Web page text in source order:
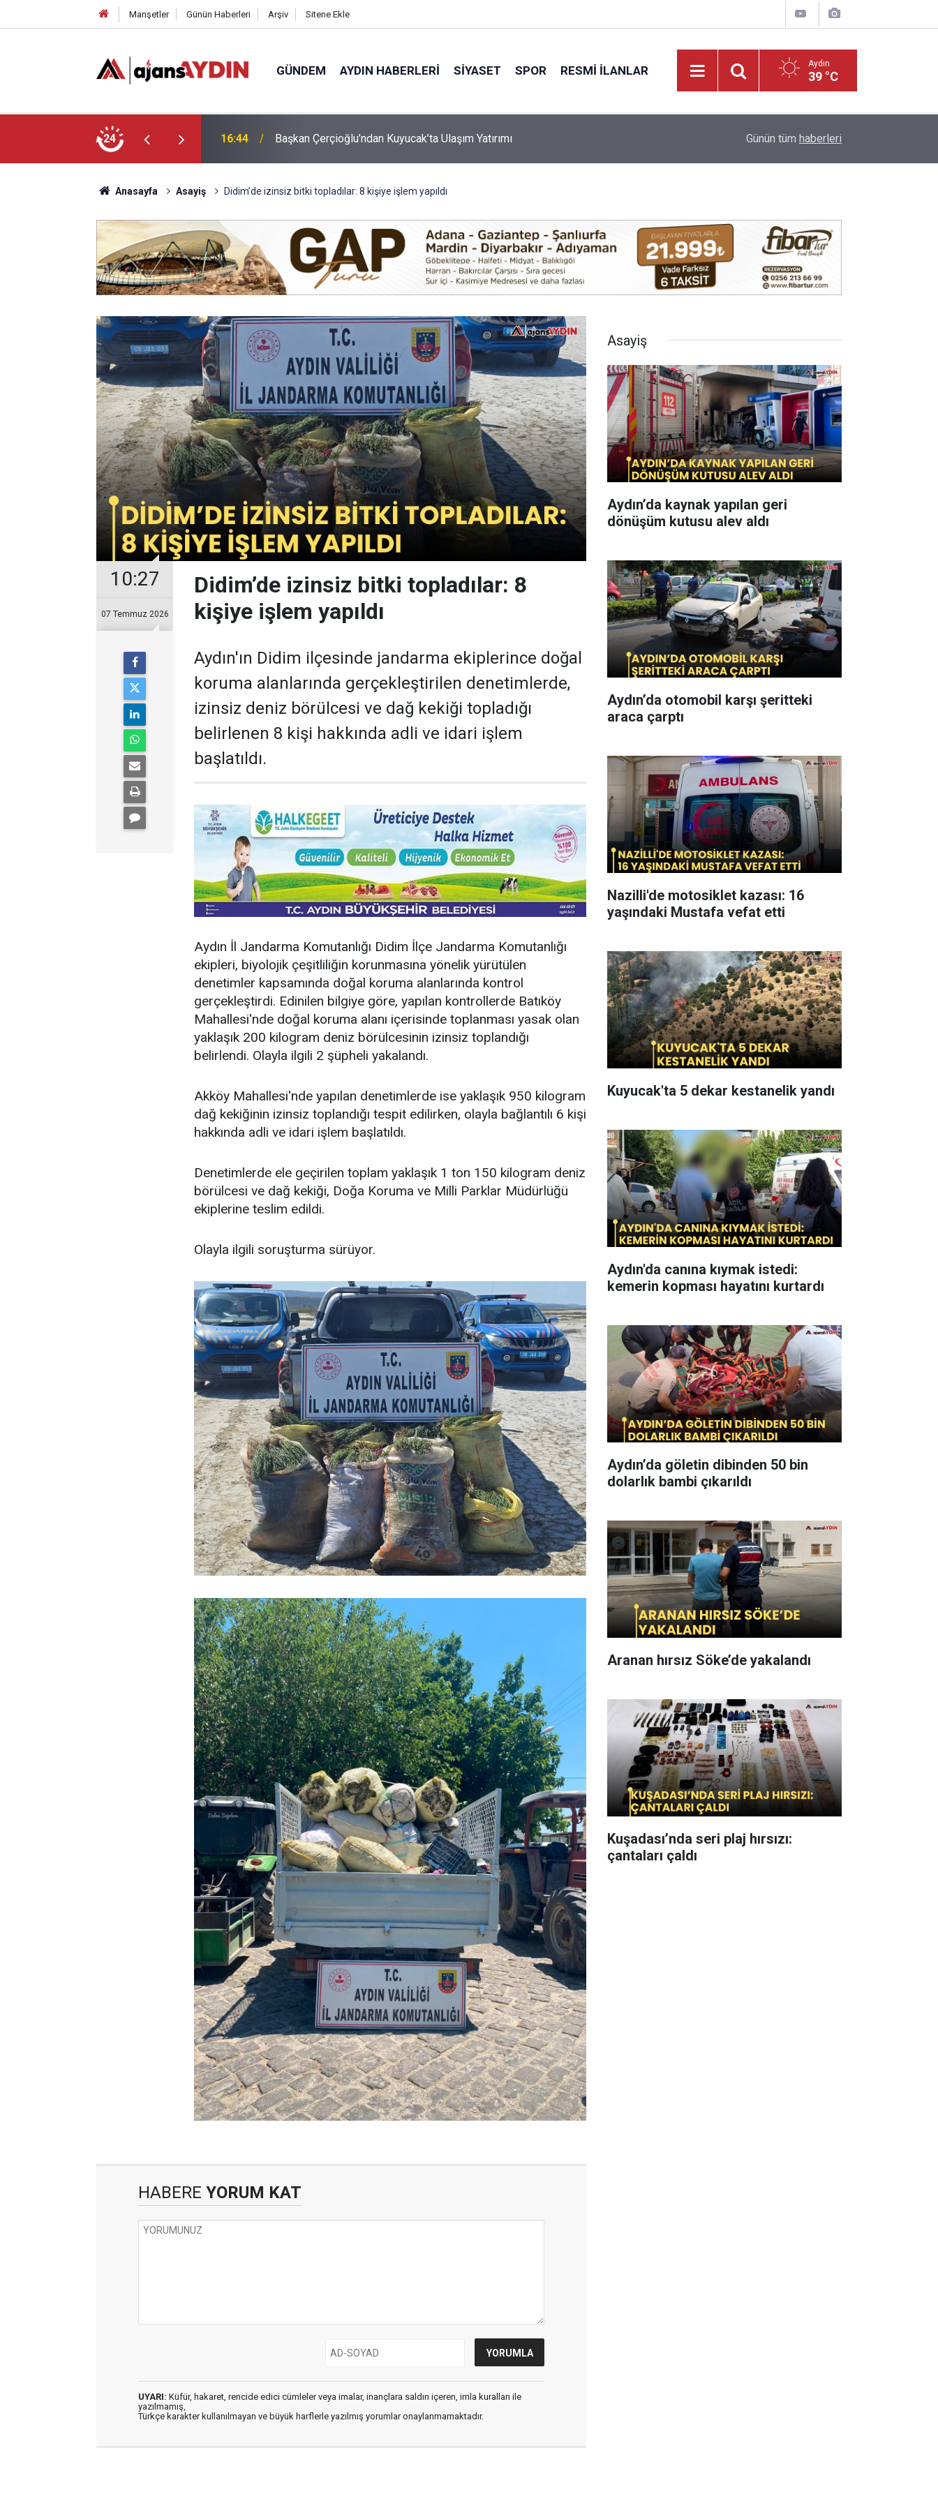
Manşetler Günün Haberleri Arşiv Sitene Ekle
GÜNDEM AYDIN HABERLERI SIYASET SPOR RESMI İLANLAR Aydın
39 °C
24 16:09 Aydınlı Koray Bir Kez Daha Gururlandırdı! 7 ilden ülkücü gençler bir araya geldi
Günün tüm haberleri
Anasayfa Asayiş Didim’de izinsiz bitki topladılar: 8 kişiye işlem yapıldı
10:27
07 Temmuz 2026
Didim’de izinsiz bitki topladılar: 8
kişiye işlem yapıldı
Aydın'ın Didim ilçesinde jandarma ekiplerince doğal
koruma alanlarında gerçekleştirilen denetimlerde,
izinsiz deniz börülcesi ve dağ kekiği topladığı
belirlenen 8 kişi hakkında adli ve idari işlem
başlatıldı.
Aydın İl Jandarma Komutanlığı Didim İlçe Jandarma Komutanlığı
ekipleri, biyolojik çeşitliliğin korunmasına yönelik yürütülen
denetimler kapsamında doğal koruma alanlarında kontrol
gerçekleştirdi. Edinilen bilgiye göre, yapılan kontrollerde Batıköy
Mahallesi'nde doğal koruma alanı içerisinde toplanması yasak olan
yaklaşık 200 kilogram deniz börülcesinin izinsiz toplandığı
belirlendi. Olayla ilgili 2 şüpheli yakalandı.
Akköy Mahallesi'nde yapılan denetimlerde ise yaklaşık 950 kilogram
dağ kekiğinin izinsiz toplandığı tespit edilirken, olayla bağlantılı 6 kişi
hakkında adli ve idari işlem başlatıldı.
Denetimlerde ele geçirilen toplam yaklaşık 1 ton 150 kilogram deniz
börülcesi ve dağ kekiği, Doğa Koruma ve Milli Parklar Müdürlüğü
ekiplerine teslim edildi.
Olayla ilgili soruşturma sürüyor.
HABERE YORUM KAT
UYARI: Küfür, hakaret, rencide edici cümleler veya imalar, inançlara saldırı içeren, imla kuralları ile
yazılmamış,
Türkçe karakter kullanılmayan ve büyük harflerle yazılmış yorumlar onaylanmamaktadır.
Asayiş
Aydın’da kaynak yapılan geri
dönüşüm kutusu alev aldı
Aydın’da otomobil karşı şeritteki
araca çarptı
Nazilli'de motosiklet kazası: 16
yaşındaki Mustafa vefat etti
Kuyucak'ta 5 dekar kestanelik yandı
Aydın'da canına kıymak istedi:
kemerin kopması hayatını kurtardı
Aydın’da göletin dibinden 50 bin
dolarlık bambi çıkarıldı
Aranan hırsız Söke’de yakalandı
Kuşadası’nda seri plaj hırsızı:
çantaları çaldı